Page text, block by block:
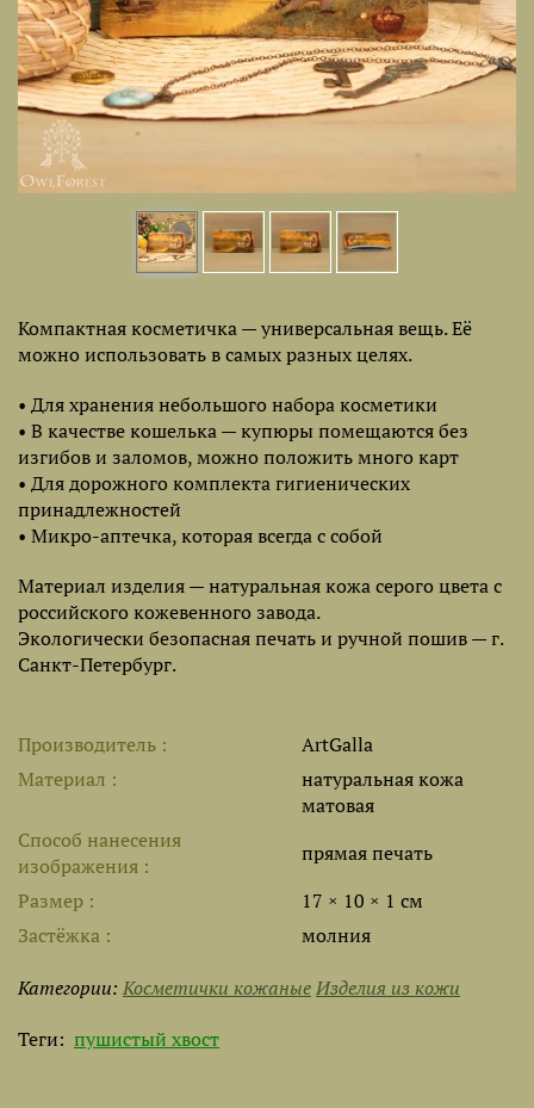
Компактная косметичка — универсальная вещь. Её
можно использовать в самых разных целях.
• Для хранения небольшого набора косметики
• В качестве кошелька — купюры помещаются без
изгибов и заломов, можно положить много карт
• Для дорожного комплекта гигиенических
принадлежностей
• Микро-аптечка, которая всегда с собой
Материал изделия — натуральная кожа серого цвета с
российского кожевенного завода.
Экологически безопасная печать и ручной пошив — г.
Санкт-Петербург.
Производитель
ArtGalla
Материал
натуральная кожа
матовая
Способ нанесения
изображения
прямая печать
Размер
17 × 10 × 1 см
Застёжка
молния
Категории: Косметички кожаныеИзделия из кожи
Теги: пушистый хвост